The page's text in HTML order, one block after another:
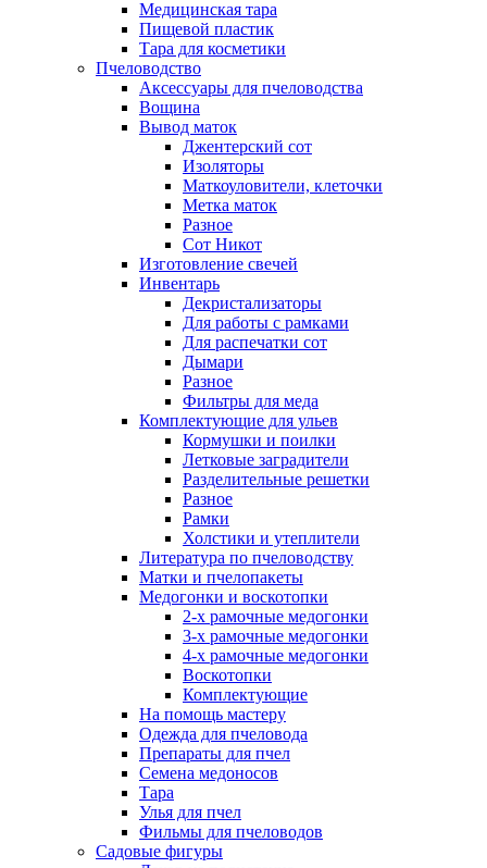
Медицинская тара
Пищевой пластик
Тара для косметики
Пчеловодство
Аксессуары для пчеловодства
Вощина
Вывод маток
Джентерский сот
Изоляторы
Маткоуловители, клеточки
Метка маток
Разное
Сот Никот
Изготовление свечей
Инвентарь
Декристализаторы
Для работы с рамками
Для распечатки сот
Дымари
Разное
Фильтры для меда
Комплектующие для ульев
Кормушки и поилки
Летковые заградители
Разделительные решетки
Разное
Рамки
Холстики и утеплители
Литература по пчеловодству
Матки и пчелопакеты
Медогонки и воскотопки
2-х рамочные медогонки
3-х рамочные медогонки
4-х рамочные медогонки
Воскотопки
Комплектующие
На помощь мастеру
Одежда для пчеловода
Препараты для пчел
Семена медоносов
Тара
Улья для пчел
Фильмы для пчеловодов
Садовые фигуры